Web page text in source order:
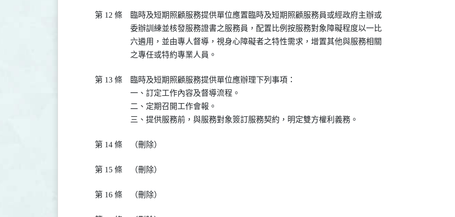
第 12 條
臨時及短期照顧服務提供單位應置臨時及短期照顧服務員或經政府主辦或
委辦訓練並核發服務證書之服務員，配置比例按服務對象障礙程度以一比
六遴用，並由專人督導，視身心障礙者之特性需求，增置其他與服務相關
之專任或特約專業人員。
第 13 條
臨時及短期照顧服務提供單位應辦理下列事項：
一、訂定工作內容及督導流程。
二、定期召開工作會報。
三、提供服務前，與服務對象簽訂服務契約，明定雙方權利義務。
第 14 條 （刪除）
第 15 條 （刪除）
第 16 條 （刪除）